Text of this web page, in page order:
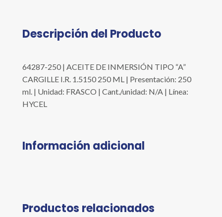
Descripción del Producto
64287-250 | ACEITE DE INMERSIÓN TIPO “A”
CARGILLE I.R. 1.5150 250 ML | Presentación: 250
ml. | Unidad: FRASCO | Cant./unidad: N/A | Línea:
HYCEL
Información adicional
Productos relacionados